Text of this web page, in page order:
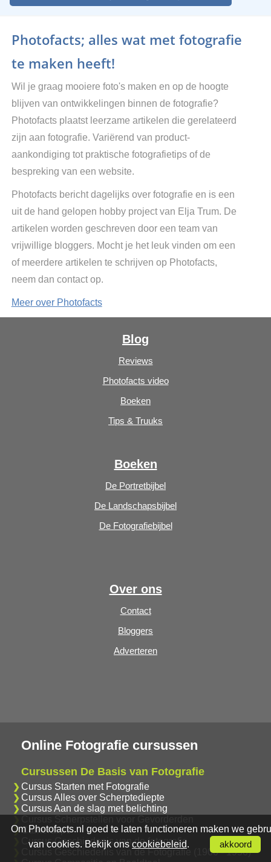
Photofacts; alles wat met fotografie
te maken heeft!
Wil je graag mooiere foto's maken en op de hoogte
blijven van ontwikkelingen binnen de fotografie?
Photofacts plaatst leerzame artikelen die gerelateerd
zijn aan fotografie. Variërend van product-
aankondiging tot praktische fotografietips of de
bespreking van een website.
Photofacts bericht dagelijks over fotografie en is een
uit de hand gelopen hobby project van Elja Trum. De
artikelen worden geschreven door een team van
vrijwillige bloggers. Mocht je het leuk vinden om een
of meerdere artikelen te schrijven op Photofacts,
neem dan contact op.
Meer over Photofacts
Blog
Reviews
Photofacts video
Boeken
Tips & Truuks
Boeken
De Portretbijbel
De Landschapsbijbel
De Fotografiebijbel
Over ons
Contact
Bloggers
Adverteren
Online Fotografie cursussen
Cursussen De Basis van Fotografie
Cursus Starten met Fotografie
Cursus Alles over Scherptediepte
Cursus Aan de slag met belichting
Cameratips
Cursus Geschiedenis van de fotografie
Cursus Geschiedenis van de Fotografie (1900 - 1950)
Om Photofacts.nl goed te laten functioneren maken we
van cookies. Bekijk ons cookiebeleid. akkoord